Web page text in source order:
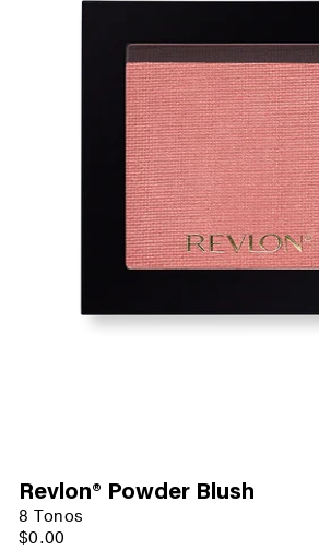
Revlon® Powder Blush
8 Tonos
$0.00